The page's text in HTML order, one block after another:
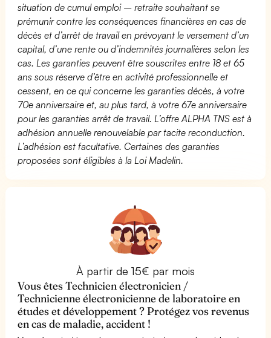
situation de cumul emploi – retraite souhaitant se
prémunir contre les conséquences financières en cas de
décès et d’arrêt de travail en prévoyant le versement d’un
capital, d’une rente ou d’indemnités journalières selon les
cas. Les garanties peuvent être souscrites entre 18 et 65
ans sous réserve d’être en activité professionnelle et
cessent, en ce qui concerne les garanties décès, à votre
70e anniversaire et, au plus tard, à votre 67e anniversaire
pour les garanties arrêt de travail. L’offre ALPHA TNS est à
adhésion annuelle renouvelable par tacite reconduction.
L’adhésion est facultative. Certaines des garanties
proposées sont éligibles à la Loi Madelin.
À partir de 15€ par mois
Vous êtes Technicien électronicien /
Technicienne électronicienne de laboratoire en
études et développement ? Protégez vos revenus
en cas de maladie, accident !